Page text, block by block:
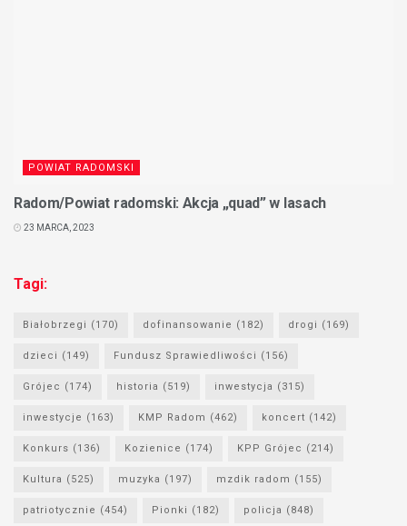
POWIAT RADOMSKI
Radom/Powiat radomski: Akcja „quad” w lasach
23 MARCA, 2023
Tagi:
Białobrzegi (170) dofinansowanie (182) drogi (169)
dzieci (149) Fundusz Sprawiedliwości (156)
Grójec (174) historia (519) inwestycja (315)
inwestycje (163) KMP Radom (462) koncert (142)
Konkurs (136) Kozienice (174) KPP Grójec (214)
Kultura (525) muzyka (197) mzdik radom (155)
patriotycznie (454) Pionki (182) policja (848)